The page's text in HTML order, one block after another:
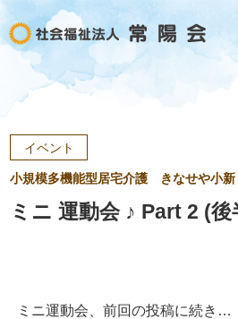
イベント
小規模多機能型居宅介護 きなせや小新
ミニ 運動会 ♪ Part 2 (後
ミニ運動会、前回の投稿に続き…